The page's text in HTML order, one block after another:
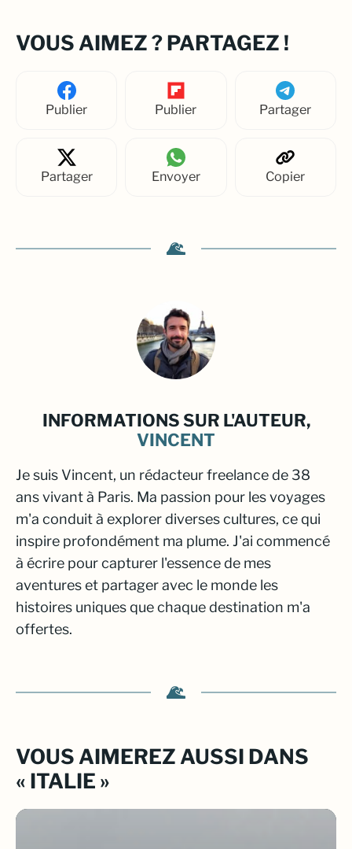
VOUS AIMEZ ? PARTAGEZ !
Publier Publier Partager
Partager Envoyer Copier
INFORMATIONS SUR L'AUTEUR,
VINCENT
Je suis Vincent, un rédacteur freelance de 38
ans vivant à Paris. Ma passion pour les voyages
m'a conduit à explorer diverses cultures, ce qui
inspire profondément ma plume. J'ai commencé
à écrire pour capturer l'essence de mes
aventures et partager avec le monde les
histoires uniques que chaque destination m'a
offertes.
VOUS AIMEREZ AUSSI DANS
« ITALIE »